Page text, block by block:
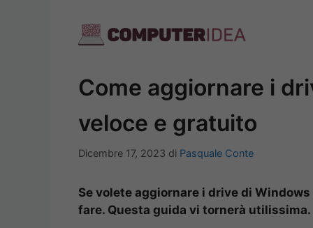
Come aggiornare i
veloce e gratuito
Dicembre 17, 2023 di Pasquale Conte
Se volete aggiornare i drive di
fare. Questa guida vi tornerà utilissima.